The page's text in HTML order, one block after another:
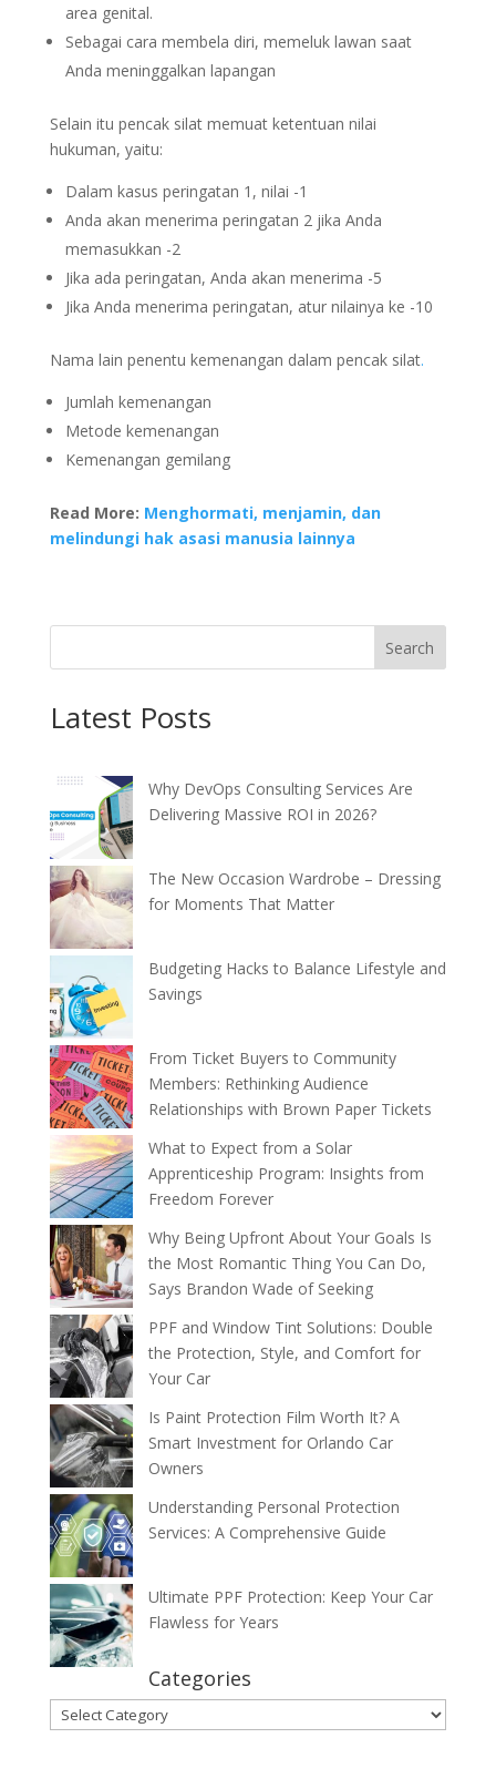
area genital.
Sebagai cara membela diri, memeluk lawan saat
Anda meninggalkan lapangan
Selain itu pencak silat memuat ketentuan nilai
hukuman, yaitu:
Dalam kasus peringatan 1, nilai -1
Anda akan menerima peringatan 2 jika Anda
memasukkan -2
Jika ada peringatan, Anda akan menerima -5
Jika Anda menerima peringatan, atur nilainya ke -10
Nama lain penentu kemenangan dalam pencak silat.
Jumlah kemenangan
Metode kemenangan
Kemenangan gemilang
Read More: Menghormati, menjamin, dan
melindungi hak asasi manusia lainnya
Search
Latest Posts
Why DevOps Consulting Services Are
Delivering Massive ROI in 2026?
The New Occasion Wardrobe – Dressing
for Moments That Matter
Budgeting Hacks to Balance Lifestyle and
Savings
From Ticket Buyers to Community
Members: Rethinking Audience
Relationships with Brown Paper Tickets
What to Expect from a Solar
Apprenticeship Program: Insights from
Freedom Forever
Why Being Upfront About Your Goals Is
the Most Romantic Thing You Can Do,
Says Brandon Wade of Seeking
PPF and Window Tint Solutions: Double
the Protection, Style, and Comfort for
Your Car
Is Paint Protection Film Worth It? A
Smart Investment for Orlando Car
Owners
Understanding Personal Protection
Services: A Comprehensive Guide
Ultimate PPF Protection: Keep Your Car
Flawless for Years
Categories
Categories